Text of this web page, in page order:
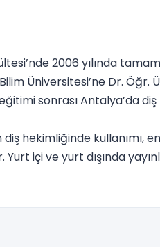
2006 yılında
Üniversitesi’ne Dr. Öğr.
sonrası Antalya’da
hekimliğinde kullanımı,
içi ve yurt dışında